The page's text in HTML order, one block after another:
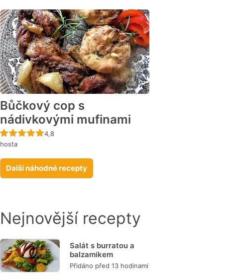
Bůčkový cop s
nádivkovými mufinami
Recept ještě nebyl hodnocen
4,8
hosta
Další náhodné recepty
Nejnovější recepty
Salát s burratou a
balzamikem
Přidáno před 13 hodinami